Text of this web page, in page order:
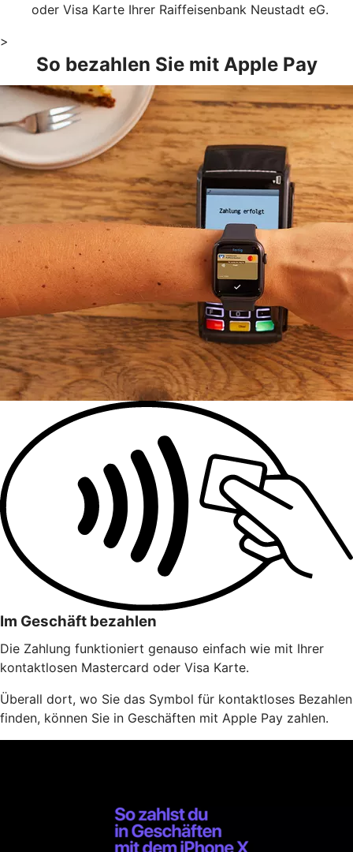
oder Visa Karte Ihrer Raiffeisenbank Neustadt eG.
>
So bezahlen Sie mit Apple Pay
Im Geschäft bezahlen
Die Zahlung funktioniert genauso einfach wie mit Ihrer
kontaktlosen Mastercard oder Visa Karte.
Überall dort, wo Sie das Symbol für kontaktloses Bezahlen
finden, können Sie in Geschäften mit Apple Pay zahlen.